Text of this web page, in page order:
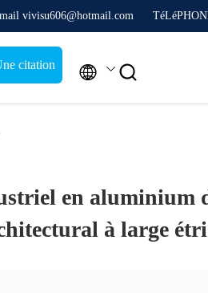
vivisu606@hotmail.com
citation  
en aluminium
à large